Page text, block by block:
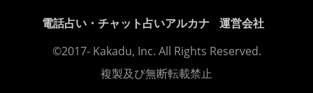
電話占い・チャット占いアルカナ
運営会社
©2017- Kakadu, Inc. All Rights Reserved.
複製及び無断転載禁止